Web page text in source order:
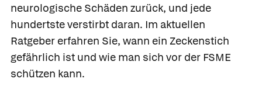
neurologische Schäden zurück, und jede
hundertste verstirbt daran. Im aktuellen
Ratgeber erfahren Sie, wann ein Zeckenstich
gefährlich ist und wie man sich vor der FSME
schützen kann.